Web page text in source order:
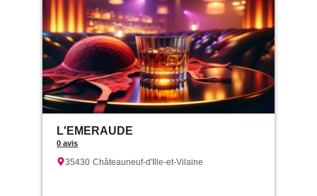
L'EMERAUDE
0 avis
35430 Châteauneuf-d'Ille-et-Vilaine